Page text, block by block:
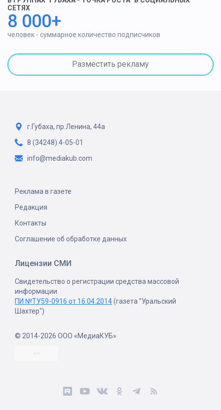
СЕТЯХ
8 000+
человек - суммарное количество подписчиков
Разместить рекламу
г.Губаха, пр.Ленина, 44а
8 (34248) 4-05-01
info@mediakub.com
Реклама в газете
Редакция
Контакты
Соглашение об обработке данных
Лицензии СМИ
Свидетельство о регистрации средства массовой
информации
ПИ №ТУ59-0916 от 16.04.2014(газета "Уральский
Шахтер")
© 2014-2026 ООО «МедиаКУБ»